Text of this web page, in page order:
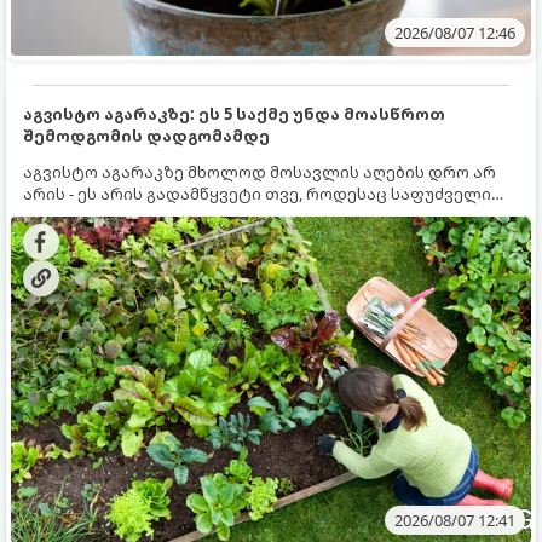
2026/08/07 12:46
აგვისტო აგარაკზე: ეს 5 საქმე უნდა მოასწროთ
შემოდგომის დადგომამდე
აგვისტო აგარაკზე მხოლოდ მოსავლის აღების დრო არ
არის - ეს არის გადამწყვეტი თვე, როდესაც საფუძველი
ეყრება მომავალი წლის მოსავალს და ბაღი მზადდება
შემოდგომა-ზამთრის სეზონისთვის. იმისათვის, რომ
ნიადაგმა ენერგია აღიდგინოს, ხოლო მცენარეებმა
ზამთარს გაუძლონ, აგვისტოს ბოლომდე 5
მნიშვნელოვანი საქმის გაკეთება უნდა მოასწროთ:
2026/08/07 12:41